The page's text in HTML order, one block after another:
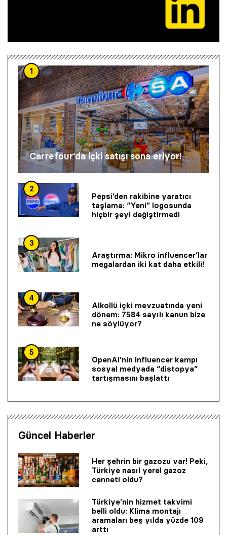
1
Carrefour’da içki satışı sona eriyor!
2
Pepsi’den rakibine yaratıcı
taşlama: “Yeni” logosunda
hiçbir şeyi değiştirmedi
3
Araştırma: Mikro influencer’lar
megalardan iki kat daha etkili!
4
Alkollü içki mevzuatında yeni
dönem: 7584 sayılı kanun bize
ne söylüyor?
5
OpenAI’nin influencer kampı
sosyal medyada “distopya”
tartışmasını başlattı
Güncel Haberler
Her şehrin bir gazozu var! Peki,
Türkiye nasıl yerel gazoz
cenneti oldu?
Türkiye’nin hizmet takvimi
belli oldu: Klima montajı
aramaları beş yılda yüzde 109
arttı